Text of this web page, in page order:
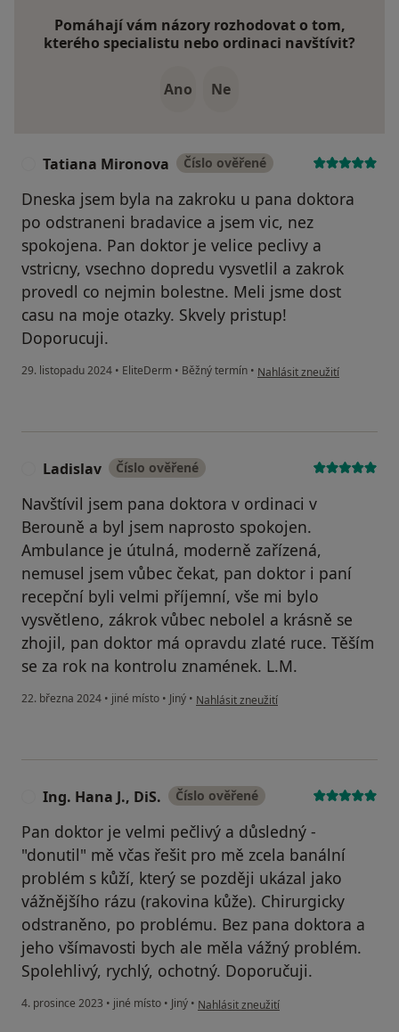
Pomáhají vám názory rozhodovat o tom,
kterého specialistu nebo ordinaci navštívit?
Ano Ne
Tatiana Mironova Číslo ověřené
Dneska jsem byla na zakroku u pana doktora
po odstraneni bradavice a jsem vic, nez
spokojena. Pan doktor je velice peclivy a
vstricny, vsechno dopredu vysvetlil a zakrok
provedl co nejmin bolestne. Meli jsme dost
casu na moje otazky. Skvely pristup!
Doporucuji.
29. listopadu 2024 • EliteDerm • Běžný termín • podle názoru uživatele
Nahlásit zneužití
Ladislav Číslo ověřené
Navštívil jsem pana doktora v ordinaci v
Berouně a byl jsem naprosto spokojen.
Ambulance je útulná, moderně zařízená,
nemusel jsem vůbec čekat, pan doktor i paní
recepční byli velmi příjemní, vše mi bylo
vysvětleno, zákrok vůbec nebolel a krásně se
zhojil, pan doktor má opravdu zlaté ruce. Těším
se za rok na kontrolu znamének. L.M.
22. března 2024 • jiné místo • Jiný • podle názoru uživatele Ladislav
Nahlásit zneužití
Ing. Hana J., DiS. Číslo ověřené
Pan doktor je velmi pečlivý a důsledný -
"donutil" mě včas řešit pro mě zcela banální
problém s kůží, který se později ukázal jako
vážnějšího rázu (rakovina kůže). Chirurgicky
odstraněno, po problému. Bez pana doktora a
jeho všímavosti bych ale měla vážný problém.
Spolehlivý, rychlý, ochotný. Doporučuji.
4. prosince 2023 • jiné místo • Jiný • podle názoru uživatele Ing. Hana J., DiS.
Nahlásit zneužití